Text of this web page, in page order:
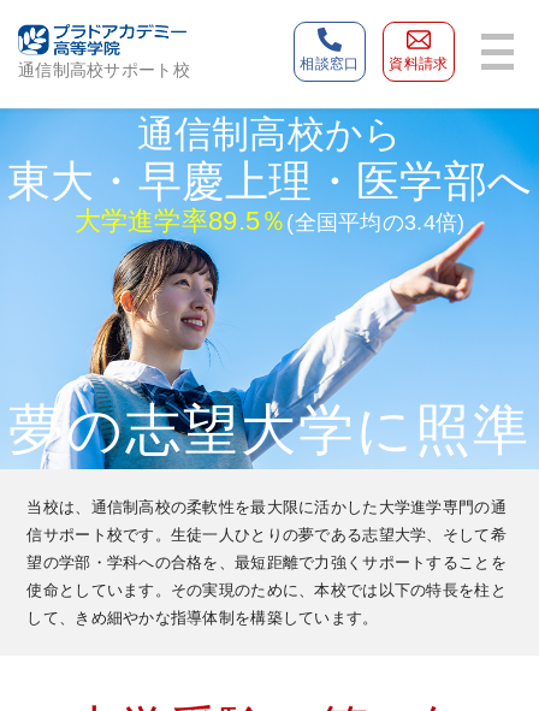
通信制高校サポート校
通信制高校から
東大・早慶上理・医学部へ
大学進学率89.5％ (全国平均の3.4倍)
夢の志望大学に照準
当校は、通信制高校の柔軟性を最大限に活かした大学進学専門の通
信サポート校です。生徒一人ひとりの夢である志望大学、そして希
望の学部・学科への合格を、最短距離で力強くサポートすることを
使命としています。その実現のために、本校では以下の特長を柱と
して、きめ細やかな指導体制を構築しています。
相談窓口 資料請求